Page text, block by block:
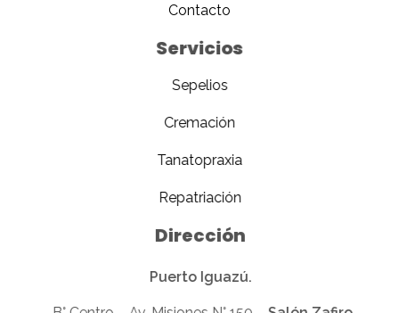
Contacto
Servicios
Sepelios
Cremación
Tanatopraxia
Repatriación
Dirección
Puerto Iguazú.